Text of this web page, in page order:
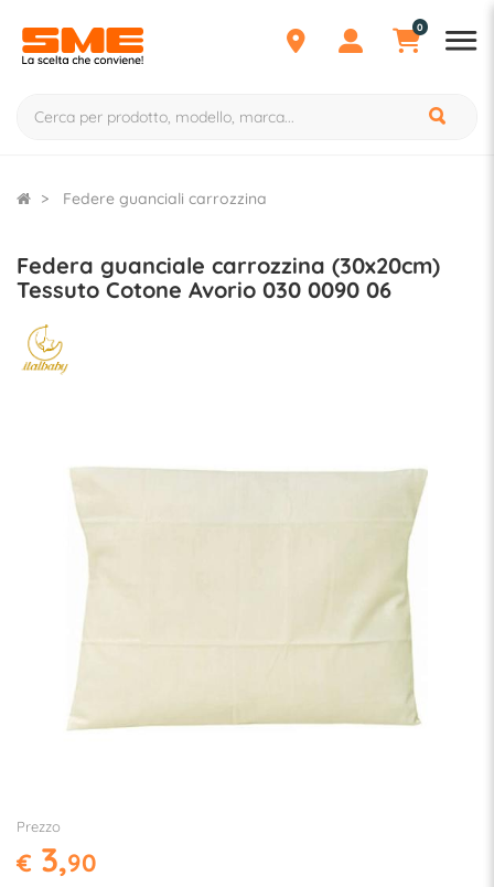
0
Federe guanciali carrozzina
Federa guanciale carrozzina (30x20cm)
Tessuto Cotone Avorio 030 0090 06
Prezzo
€ 3,90